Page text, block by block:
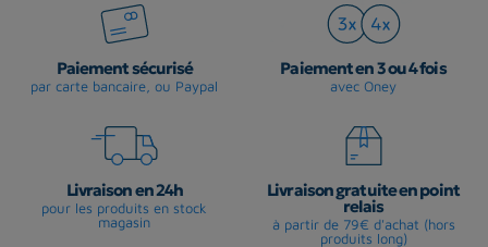
Paiement sécurisé
par carte bancaire, ou Paypal
Paiement en 3 ou 4 fois
avec Oney
Livraison en 24h
pour les produits en stock
magasin
Livraison gratuite en point
relais
à partir de 79€ d'achat (hors
produits long)